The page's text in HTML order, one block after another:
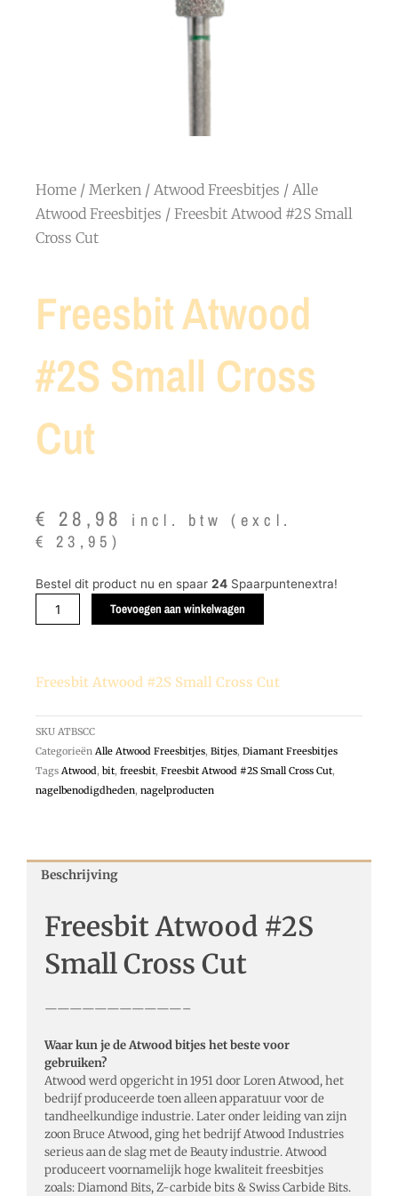
Home / Merken / Atwood Freesbitjes / Alle
Atwood Freesbitjes / Freesbit Atwood #2S Small
Cross Cut
Freesbit Atwood
#2S Small Cross
Cut
€ 28,98
incl. btw (excl.
€ 23,95 )
Bestel dit product nu en spaar 24 Spaarpuntenextra!
Freesbit
Atwood
#2S
Cut
Toevoegen aan winkelwagen
Freesbit Atwood #2S Small Cross Cut
SKU ATBSCC
Categorieën Alle Atwood Freesbitjes, Bitjes, Diamant Freesbitjes
Tags Atwood, bit, freesbit, Freesbit Atwood #2S Small Cross Cut,
nagelbenodigdheden, nagelproducten
Beschrijving
Freesbit Atwood #2S
Small Cross Cut
———————————–
Waar kun je de Atwood bitjes het beste voor
gebruiken?
Atwood werd opgericht in 1951 door Loren Atwood, het
bedrijf produceerde toen alleen apparatuur voor de
tandheelkundige industrie. Later onder leiding van zijn
zoon Bruce Atwood, ging het bedrijf Atwood Industries
serieus aan de slag met de Beauty industrie. Atwood
produceert voornamelijk hoge kwaliteit freesbitjes
zoals: Diamond Bits, Z-carbide bits & Swiss Carbide Bits.